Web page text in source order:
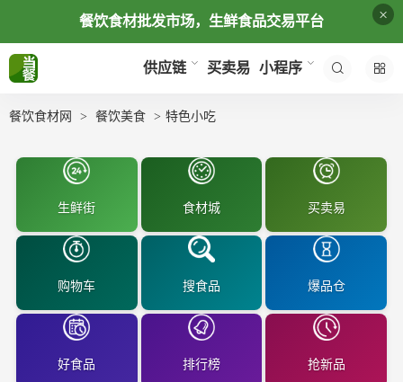
餐饮食材批发市场，生鲜食品交易平台 ×
供应链 买卖易 小程序
餐饮食材网 餐饮美食 特色小吃
生鲜街 食材城 买卖易
购物车 搜食品 爆品仓
好食品 排行榜 抢新品